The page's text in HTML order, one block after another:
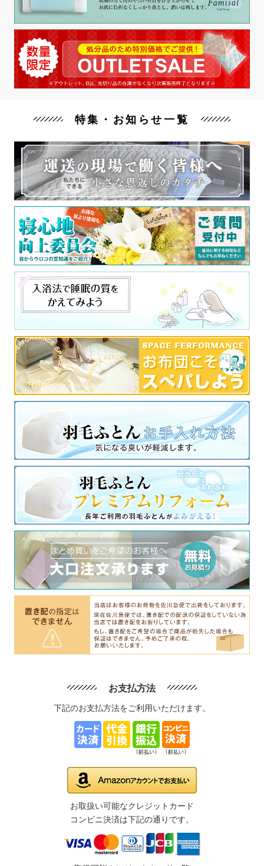
特集・お知らせ一覧
お支払方法
下記のお支払方法をご利用いただけます。
お取扱い可能なクレジットカード
コンビニ決済は下記の通りです。